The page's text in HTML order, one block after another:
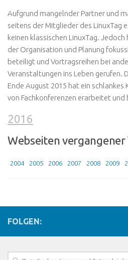
Aufgrund mangelnder Partner und
seitens der Mitglieder des LinuxTag
keinen klassischen LinuxTag.
der Organisation und Planung
beteiligt und Vortragsreihen bei
Veranstaltungen ins Leben gerufen.
Ende August 2015 hat ein
von Fachkonferenzen erarbeitet und
2016
Webseiten
2004 2005 2006 2007 2008 2009
FOLGEN: